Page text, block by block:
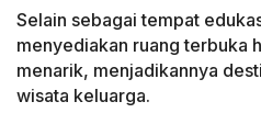
Selain sebagai tempat
menyediakan ruang terbuka
menarik, menjadikannya
wisata keluarga.